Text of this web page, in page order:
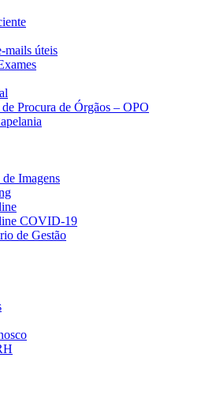
mails úteis
Procura de Órgãos – OPO
Imagens
COVID-19
de Gestão